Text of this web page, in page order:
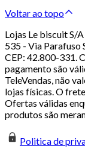
Voltar ao topo
Lojas Le biscuit S/
535 - Via Parafuso
CEP: 42.800-331.
pagamento são
TeleVendas, não
lojas físicas. O
Ofertas válidas
produtos são
Politica de